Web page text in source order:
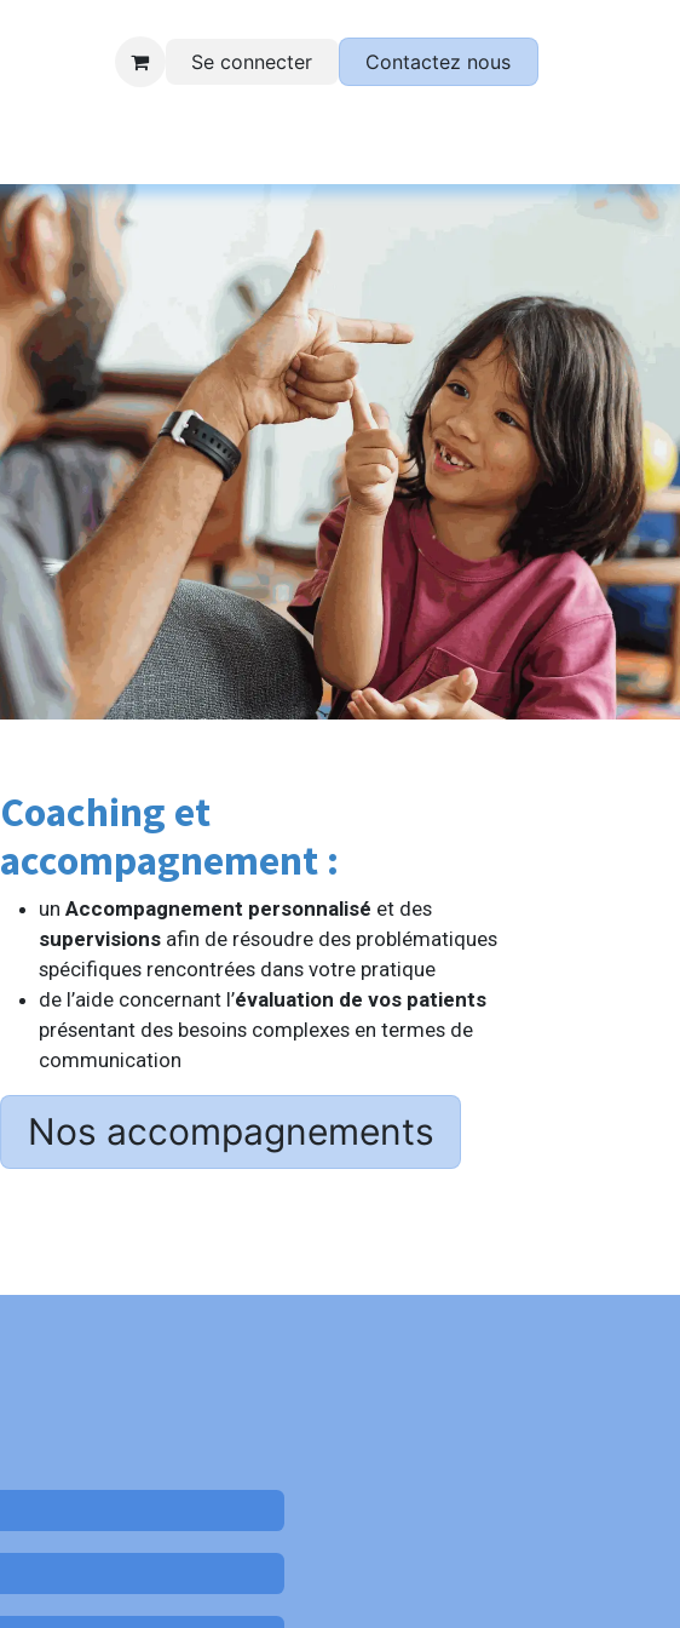
Se connecter Contactez nous
Coaching et
accompagnement :
un Accompagnement personnalisé et des
supervisions afin de résoudre des problématiques
spécifiques rencontrées dans votre pratique
de l’aide concernant l’évaluation de vos patients
présentant des besoins complexes en termes de
communication
Nos accompagnements